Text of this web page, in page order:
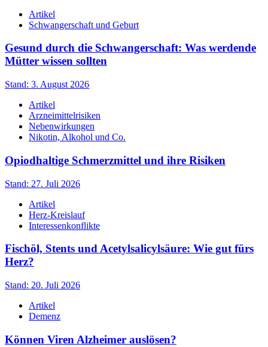
Artikel
Schwangerschaft und Geburt
Gesund durch die Schwangerschaft: Was werdende
Mütter wissen sollten
Stand: 3. August 2026
Artikel
Arzneimittelrisiken
Nebenwirkungen
Nikotin, Alkohol und Co.
Opiodhaltige Schmerzmittel und ihre Risiken
Stand: 27. Juli 2026
Artikel
Herz-Kreislauf
Interessenkonflikte
Fischöl, Stents und Acetylsalicylsäure: Wie gut fürs
Herz?
Stand: 20. Juli 2026
Artikel
Demenz
Können Viren Alzheimer auslösen?